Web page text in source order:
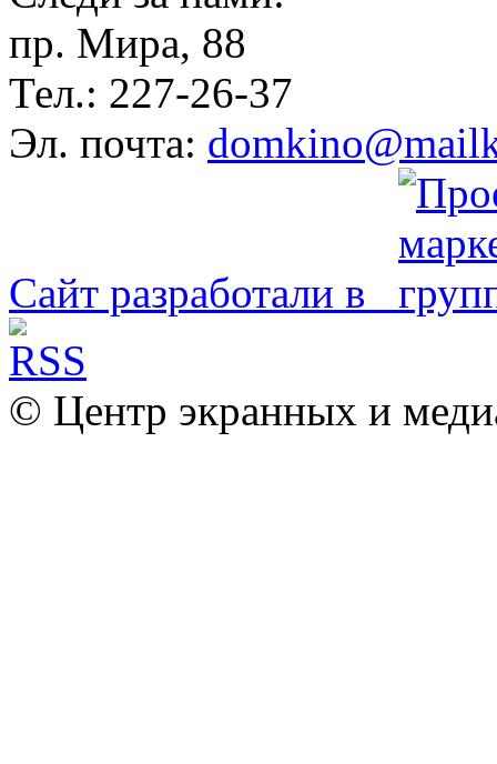
пр. Мира, 88
Тел.: 227-26-37
Эл. почта:
Сайт разработали в
© Центр экранных и